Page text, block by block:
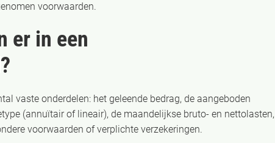
voorwaarden.
er in een
vaste onderdelen: het geleende bedrag, de aangeboden
(annuïtair of lineair), de maandelijkse bruto- en nettolasten,
voorwaarden of verplichte verzekeringen.